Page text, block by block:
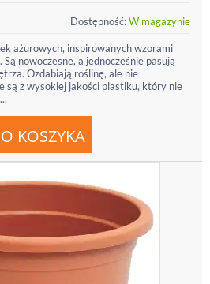
Dostępność:W magazynie
ażurowych, inspirowanych wzorami
nowoczesne, a jednocześnie pasują
Ozdabiają roślinę, ale nie
są z wysokiej jakości plastiku, który nie